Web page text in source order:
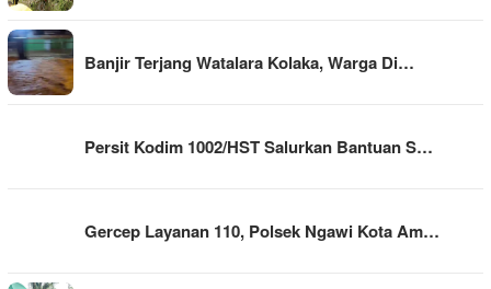
Banjir Terjang Watalara Kolaka, Warga Di…
Persit Kodim 1002/HST Salurkan Bantuan S…
Gercep Layanan 110, Polsek Ngawi Kota Am…